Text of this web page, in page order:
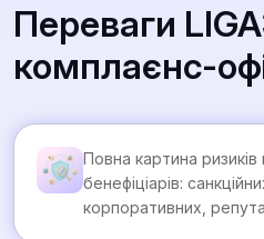
Переваги
комплаєнс-
Повна картина ризиків
бенефіціарів:
корпоративних,